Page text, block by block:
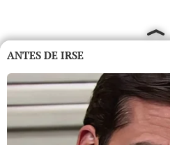
ANTES DE IRSE